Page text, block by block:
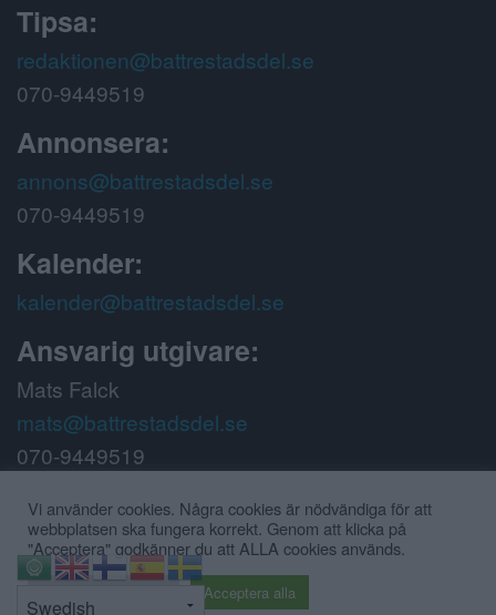
Tipsa:
redaktionen@battrestadsdel.se
070-9449519
Annonsera:
annons@battrestadsdel.se
070-9449519
Kalender:
kalender@battrestadsdel.se
Ansvarig utgivare:
Mats Falck
mats@battrestadsdel.se
070-9449519
Följ oss på:
Vi använder cookies. Några cookies är nödvändiga för att
webbplatsen ska fungera korrekt. Genom att klicka på
"Acceptera" godkänner du att ALLA cookies används.
Acceptera alla